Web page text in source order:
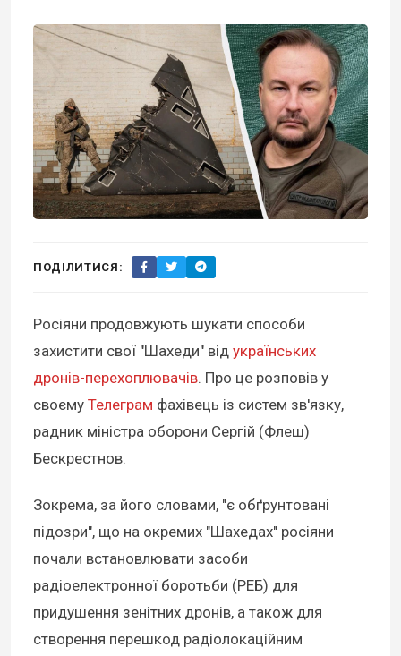
ПОДІЛИТИСЯ:
Росіяни продовжують шукати способи
захистити свої "Шахеди" від українських
дронів-перехоплювачів. Про це розповів у
своєму Телеграм фахівець із систем зв'язку,
радник міністра оборони Сергій (Флеш)
Бескрестнов.
Зокрема, за його словами, "є обґрунтовані
підозри", що на окремих "Шахедах" росіяни
почали встановлювати засоби
радіоелектронної боротьби (РЕБ) для
придушення зенітних дронів, а також для
створення перешкод радіолокаційним